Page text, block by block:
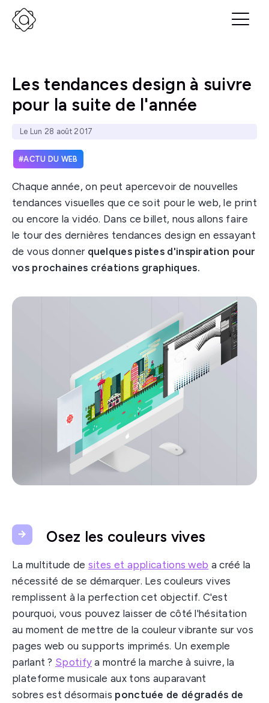
Les tendances design à suivre
pour la suite de l'année
Le Lun 28 août 2017
ACTU DU WEB
Chaque année, on peut apercevoir de nouvelles
tendances visuelles que ce soit pour le web, le print
ou encore la vidéo. Dans ce billet, nous allons faire
le tour des dernières tendances design en essayant
de vous donner quelques pistes d'inspiration pour
vos prochaines créations graphiques.
Osez les couleurs vives
La multitude de sites et applications web a créé la
nécessité de se démarquer. Les couleurs vives
remplissent à la perfection cet objectif. C'est
pourquoi, vous pouvez laisser de côté l'hésitation
au moment de mettre de la couleur vibrante sur vos
pages web ou supports imprimés. Un exemple
parlant ? Spotify a montré la marche à suivre, la
plateforme musicale aux tons auparavant
sobres est désormais ponctuée de dégradés de